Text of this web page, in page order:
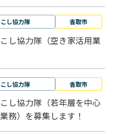
し協力隊 香取市
し協力隊（空き家活用業
し協力隊 香取市
し協力隊（若年層を中心
務）を募集します！